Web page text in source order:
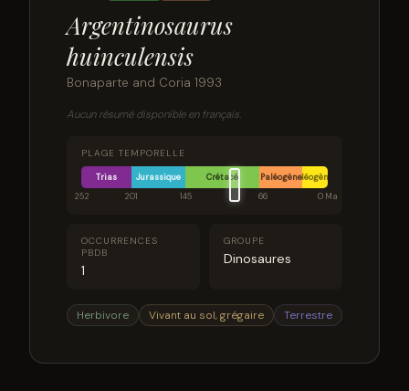
Argentinosaurus
huinculensis
Bonaparte and Coria 1993
Aucun résumé disponible en français.
PLAGE TEMPORELLE
Trias Jurassique Crétacé PaléogèneNéogène
252
201 145 66 0 Ma
OCCURRENCES
PBDB
1
GROUPE
Dinosaures
Herbivore Vivant au sol, grégaire Terrestre